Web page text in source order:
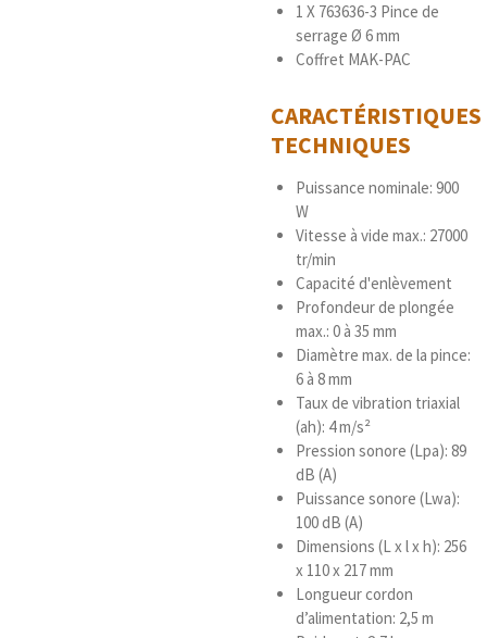
1 X 763636-3 Pince de
serrage Ø 6 mm
Coffret MAK-PAC
CARACTÉRISTIQUES
TECHNIQUES
Puissance nominale: 900
W
Vitesse à vide max.: 27000
tr/min
Capacité d'enlèvement
Profondeur de plongée
max.: 0 à 35 mm
Diamètre max. de la pince:
6 à 8 mm
Taux de vibration triaxial
(ah): 4 m/s²
Pression sonore (Lpa): 89
dB (A)
Puissance sonore (Lwa):
100 dB (A)
Dimensions (L x l x h): 256
x 110 x 217 mm
Longueur cordon
d’alimentation: 2,5 m